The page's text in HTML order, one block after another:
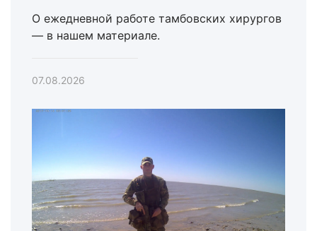
О ежедневной работе тамбовских хирургов
— в нашем материале.
07.08.2026